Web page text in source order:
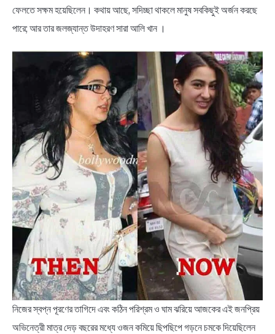
ফেলতে সক্ষম হয়েছিলেন। কথায় আছে, সদিচ্ছা থাকলে মানুষ সবকিছুই অর্জন করছে
পারে; আর তার জলজ্যান্ত উদাহরণ সারা আলি খান ।
নিজের স্বপ্ন পূরণের তাগিদে এবং কঠিন পরিশ্রম ও ঘাম ঝরিয়ে আজকের এই জনপ্রিয়
অভিনেত্রী মাত্র দেড় বছরের মধ্যে ওজন কমিয়ে ছিপছিপে গড়নে চমকে দিয়েছিলেন